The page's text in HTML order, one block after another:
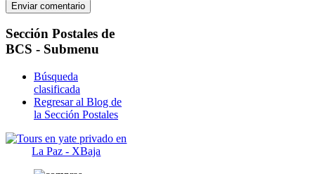
Sección Postales de
BCS - Submenu
Búsqueda
clasificada
Regresar al Blog de
la Sección Postales